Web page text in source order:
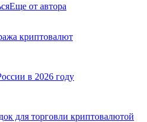
Еще от автора
криптовалют
в 2026 году
для торговли криптовалютой